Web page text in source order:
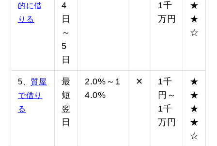
的に借
りる
4
日
～
5
日
1千
万円
★
★
☆
5、 質屋
で借り
る
最
短
翌
日
2.0%～1
4.0%
✕
1千
円～
1千
万円
★
★
★
★
☆